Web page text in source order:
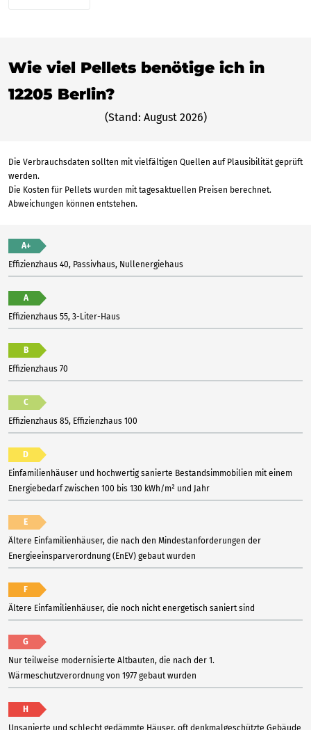
Wie viel Pellets benötige ich in
12205 Berlin?
(Stand: August 2026)
Die Verbrauchsdaten sollten mit vielfältigen Quellen auf Plausibilität geprüft
werden.
Die Kosten für Pellets wurden mit tagesaktuellen Preisen berechnet.
Abweichungen können entstehen.
A+
Effizienzhaus 40, Passivhaus, Nullenergiehaus
A
Effizienzhaus 55, 3-Liter-Haus
B
Effizienzhaus 70
C
Effizienzhaus 85, Effizienzhaus 100
D
Einfamilienhäuser und hochwertig sanierte Bestandsimmobilien mit einem
Energiebedarf zwischen 100 bis 130 kWh/m² und Jahr
E
Ältere Einfamilienhäuser, die nach den Mindestanforderungen der
Energieeinsparverordnung (EnEV) gebaut wurden
F
Ältere Einfamilienhäuser, die noch nicht energetisch saniert sind
G
Nur teilweise modernisierte Altbauten, die nach der 1.
Wärmeschutzverordnung von 1977 gebaut wurden
H
Unsanierte und schlecht gedämmte Häuser, oft denkmalgeschützte Gebäude